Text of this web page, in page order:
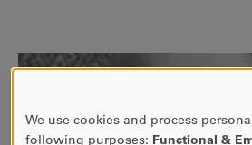
USE
We use cookies and process
following purposes: Functional &